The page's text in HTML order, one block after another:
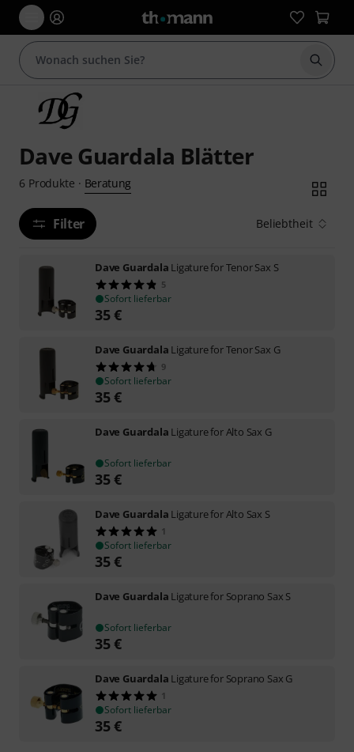
Suche
Dave Guardala Blätter
6 Produkte · Beratung
Filter Beliebtheit
Dave Guardala Ligature for Tenor Sax S
5
Sofort lieferbar
35€
Dave Guardala Ligature for Tenor Sax G
9
Sofort lieferbar
35€
Dave Guardala Ligature for Alto Sax G
Sofort lieferbar
35€
Dave Guardala Ligature for Alto Sax S
1
Sofort lieferbar
35€
Dave Guardala Ligature for Soprano Sax S
Sofort lieferbar
35€
Dave Guardala Ligature for Soprano Sax G
1
Sofort lieferbar
35€